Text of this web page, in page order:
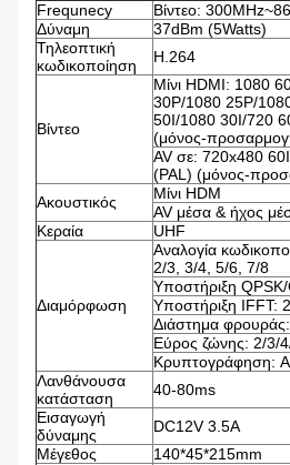
Frequnecy
Βίντεο:
Δύναμη
37dBm (5Watts)
Τηλεοπτική
κωδικοποίηση
H.264
Βίντεο
Μίνι HDMI: 1080
30P/1080 25P/
50I/1080 30I/720
(μόνος-
AV σε: 720x480
(PAL) (μόνος-
Ακουστικός
Μίνι HDM
AV μέσα & ήχος
Κεραία
UHF
Διαμόρφωση
Αναλογία
2/3, 3/4, 5/6, 7/8
Υποστήριξη
Υποστήριξη IFFT:
Διάστημα
Εύρος ζώνης: 2/3/
Κρυπτογράφηση:
Λανθάνουσα
κατάσταση
40-80ms
Εισαγωγή
δύναμης
DC12V 3.5A
Μέγεθος
140*45*215mm